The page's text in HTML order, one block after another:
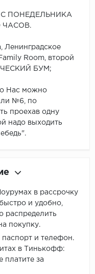
ПОНЕДЕЛЬНИКА
ЧАСОВ.
Ленинградское
Room, второй
БУМ;
Нас можно
№6, по
проехав одну
надо выходить
в рассрочку
и удобно,
распределить
покупку.
и телефон.
в Тинькофф:
платите за